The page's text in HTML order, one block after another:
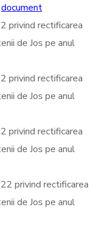
document
privind rectificarea
de Jos pe anul
privind rectificarea
de Jos pe anul
privind rectificarea
de Jos pe anul
privind rectificarea
de Jos pe anul